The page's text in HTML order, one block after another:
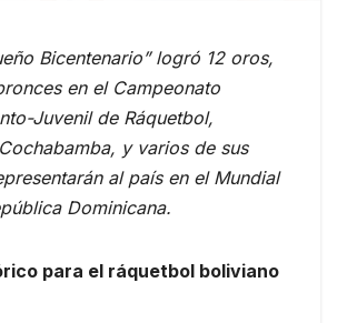
Bicentenario” logró 12 oros,
en el Campeonato
Juvenil de Ráquetbol,
y varios de sus
al país en el Mundial
Dominicana.
para el ráquetbol boliviano